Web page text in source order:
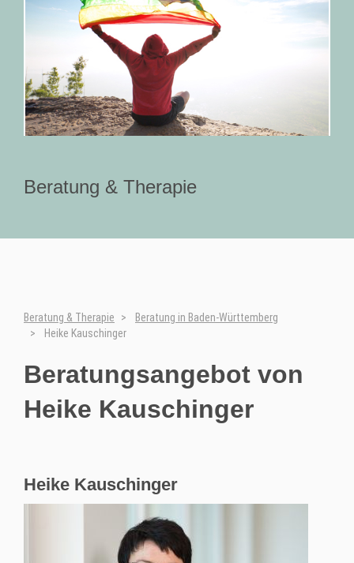
Beratung & Therapie
Beratung & Therapie
Beratung in Baden-Württemberg
Heike Kauschinger
Beratungsangebot von
Heike Kauschinger
Heike Kauschinger